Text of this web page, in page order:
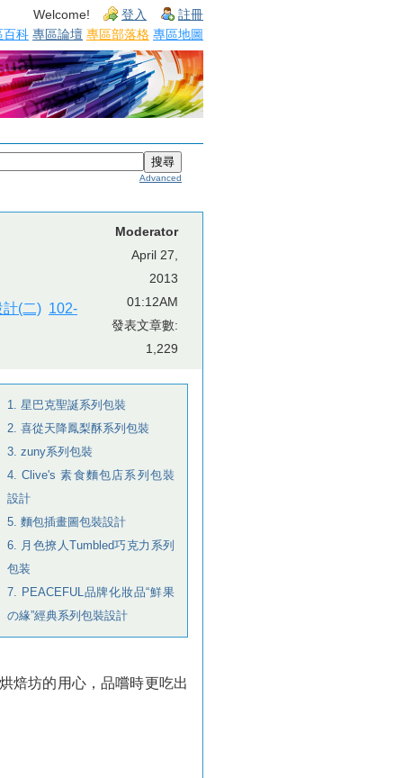
Welcome! 登入 註冊
百科 專區論壇 專區部落格 專區地圖
Advanced
(二) 102-
Moderator
April 27,
2013
01:12AM
發表文章數:
1,229
1. 星巴克聖誕系列包裝
2. 喜從天降鳳梨酥系列包裝
3. zuny系列包裝
4. Clive's 素食麵包店系列包裝
設計
5. 麵包插畫圖包裝設計
6. 月色撩人Tumbled巧克力系列
包装
7. PEACEFUL品牌化妝品“鮮果
の緣”經典系列包裝設計
焙坊的用心，品嚐時更吃出